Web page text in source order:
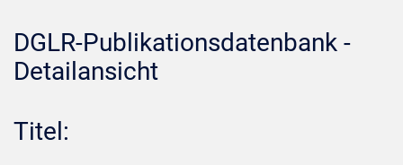
DGLR-Publikationsdatenbank -
Detailansicht
Titel: